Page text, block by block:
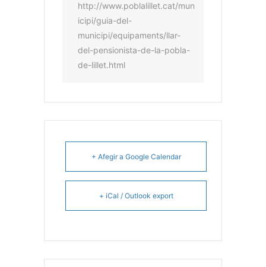
http://www.poblalillet.cat/mun
icipi/guia-del-
municipi/equipaments/llar-
del-pensionista-de-la-pobla-
de-lillet.html
+ Afegir a Google Calendar
+ iCal / Outlook export